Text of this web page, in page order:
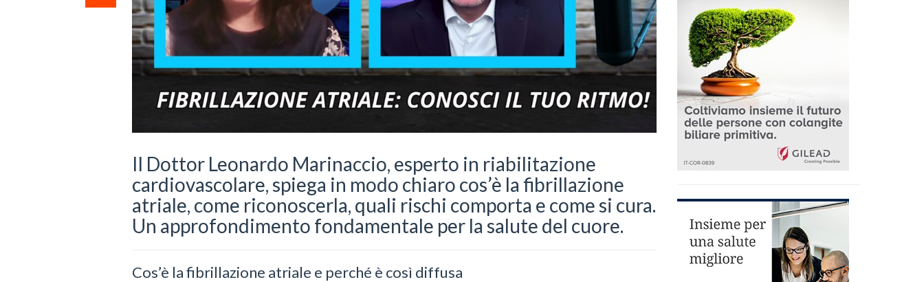
Il Dottor Leonardo Marinaccio, esperto in riabilitazione
cardiovascolare, spiega in modo chiaro cos’è la fibrillazione
atriale, come riconoscerla, quali rischi comporta e come si cura.
Un approfondimento fondamentale per la salute del cuore.
Cos’è la fibrillazione atriale e perché è così diffusa